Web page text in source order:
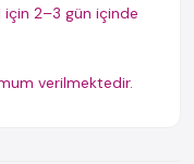
için 2–3 gün içinde
verilmektedir.